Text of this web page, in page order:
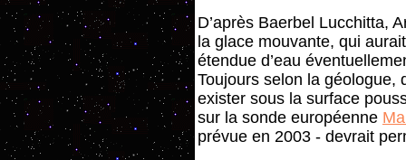
D’après Baerbel Lucchitta,
la glace mouvante, qui
étendue d’eau
Toujours selon la géologue,
exister sous la surface
sur la sonde européenne
prévue en 2003 - devrait